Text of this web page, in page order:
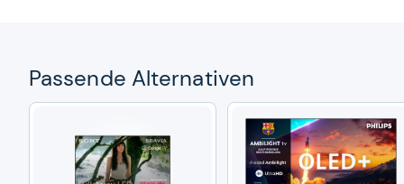
Pas­sende Alter­na­ti­ven